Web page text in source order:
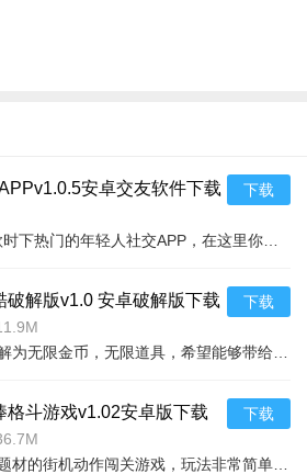
安卓交友软件下载 下载
破解版v1.0 安卓破解版下载 下载
格斗游戏v1.02安卓版下载 下载